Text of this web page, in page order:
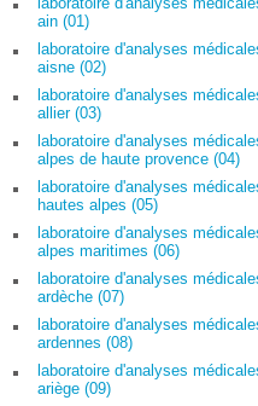
ain (01)
laboratoire d'analyses
aisne (02)
laboratoire d'analyses
allier (03)
laboratoire d'analyses
alpes de haute provence (04)
laboratoire d'analyses
hautes alpes (05)
laboratoire d'analyses
alpes maritimes (06)
laboratoire d'analyses
ardèche (07)
laboratoire d'analyses
ardennes (08)
laboratoire d'analyses
ariège (09)